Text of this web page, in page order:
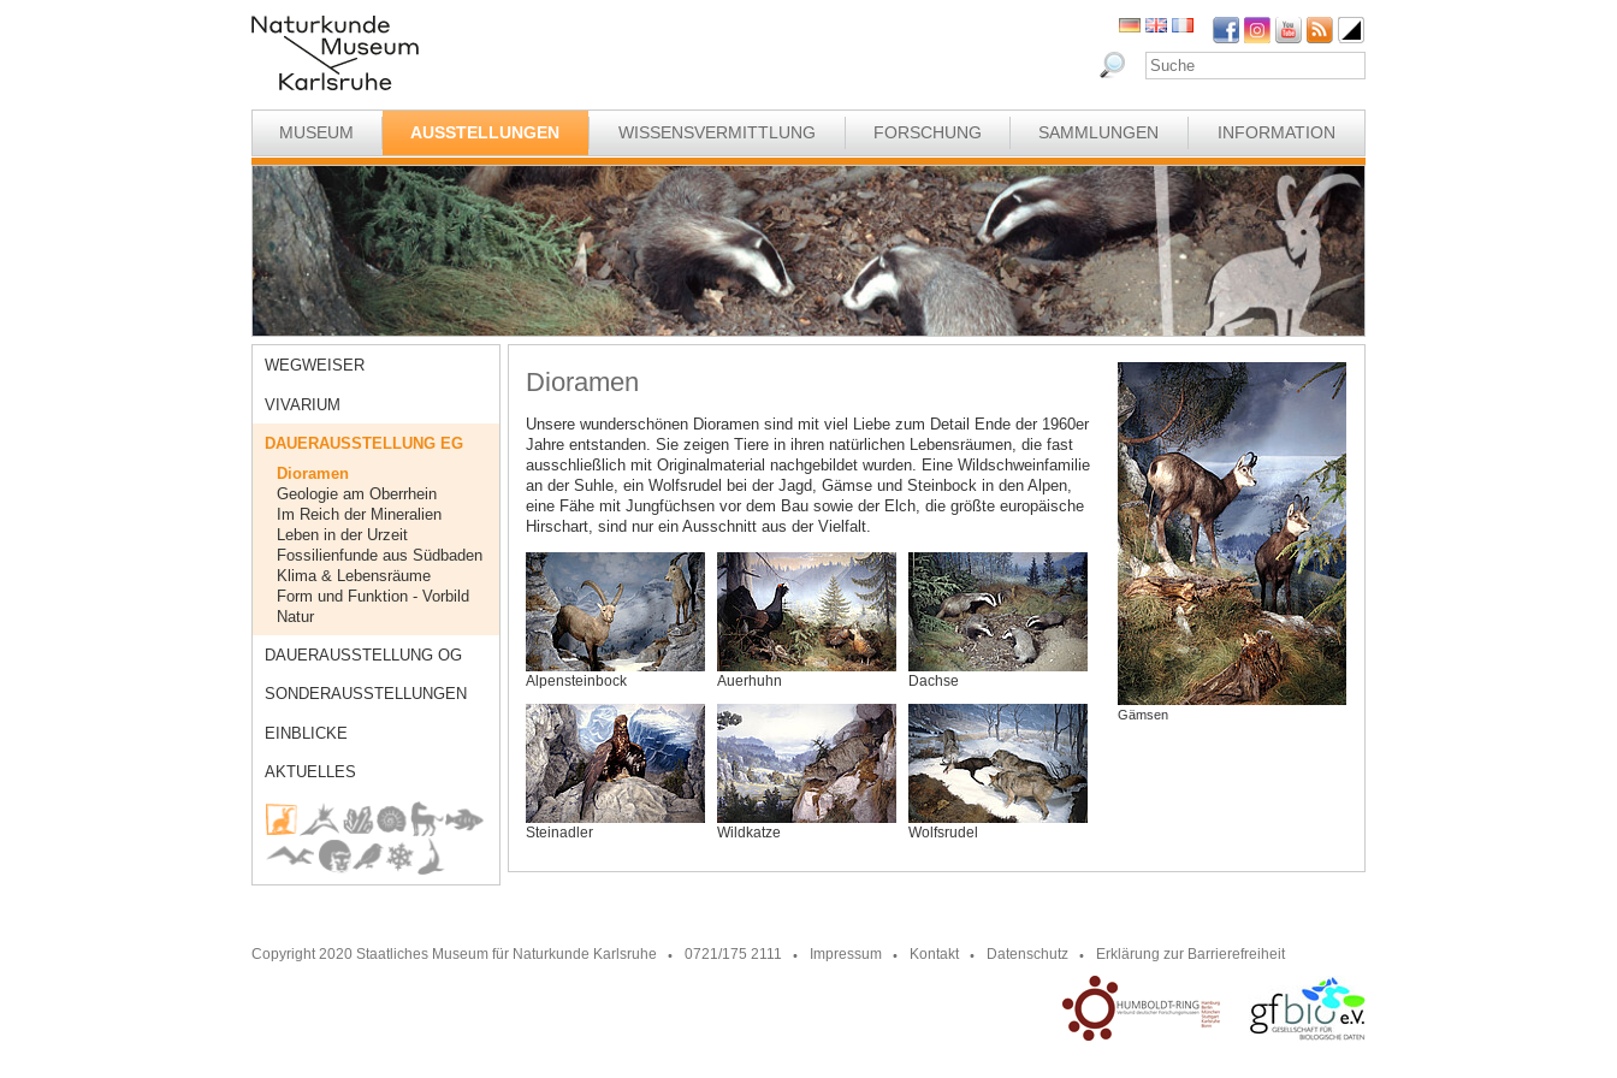
MUSEUM AUSSTELLUNGEN WISSENSVERMITTLUNG FORSCHUNG SAMMLUNGEN INFORMATION
WEGWEISER
VIVARIUM
DAUERAUSSTELLUNG EG
Dioramen
Geologie am Oberrhein
Im Reich der Mineralien
Leben in der Urzeit
Fossilienfunde aus Südbaden
Klima & Lebensräume
Form und Funktion - Vorbild
Natur
DAUERAUSSTELLUNG OG
SONDERAUSSTELLUNGEN
EINBLICKE
AKTUELLES
Dioramen
Unsere wunderschönen Dioramen sind mit viel Liebe zum Detail Ende der 1960er
Jahre entstanden. Sie zeigen Tiere in ihren natürlichen Lebensräumen, die fast
ausschließlich mit Originalmaterial nachgebildet wurden. Eine Wildschweinfamilie
an der Suhle, ein Wolfsrudel bei der Jagd, Gämse und Steinbock in den Alpen,
eine Fähe mit Jungfüchsen vor dem Bau sowie der Elch, die größte europäische
Hirschart, sind nur ein Ausschnitt aus der Vielfalt.
Alpensteinbock Auerhuhn Dachse
Steinadler Wildkatze Wolfsrudel
Gämsen
Copyright 2020 Staatliches Museum für Naturkunde Karlsruhe 0721/175 2111 Impressum Kontakt Datenschutz Erklärung zur Barrierefreiheit